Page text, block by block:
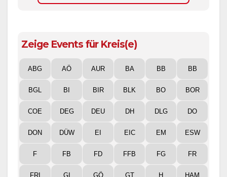
Zeige Events für Kreis(e)
ABG AÖ AUR BA BB BB
BGL BI BIR BLK BO BOR
COE DEG DEU DH DLG DO
DON DÜW EI EIC EM ESW
F FB FD FFB FG FR
FRI GI GÖ GT H HAM